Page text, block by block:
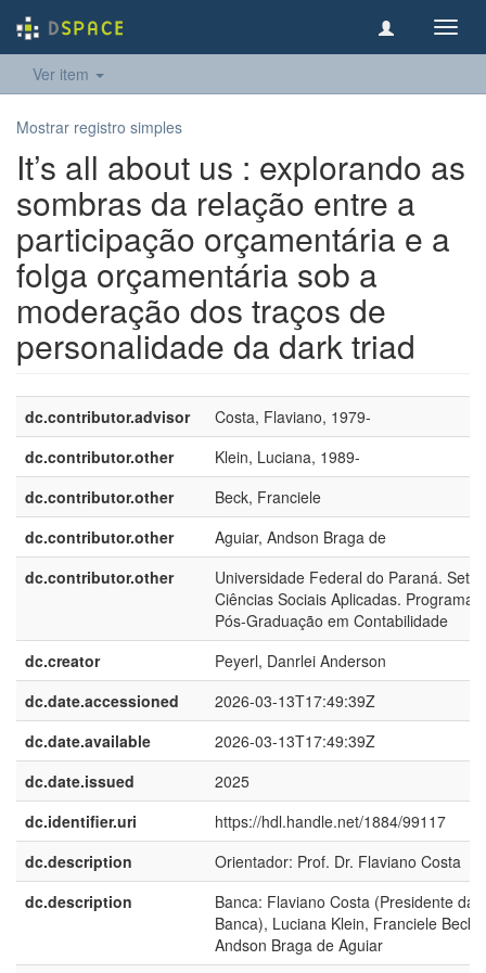
Ver item
Mostrar registro simples
It’s all about us : explorando as
sombras da relação entre a
participação orçamentária e a
folga orçamentária sob a
moderação dos traços de
personalidade da dark triad
dc.contributor.advisor
Costa, Flaviano, 1979-
dc.contributor.other
Klein, Luciana, 1989-
dc.contributor.other
Beck, Franciele
dc.contributor.other
Aguiar, Andson Braga de
dc.contributor.other
Universidade Federal do Paraná.
Ciências Sociais Aplicadas. Programa
Pós-Graduação em Contabilidade
dc.creator
Peyerl, Danrlei Anderson
dc.date.accessioned
2026-03-13T17:49:39Z
dc.date.available
2026-03-13T17:49:39Z
dc.date.issued
2025
dc.identifier.uri
https://hdl.handle.net/1884/99117
dc.description
Orientador: Prof. Dr. Flaviano Costa
dc.description
Banca: Flaviano Costa (Presidente da
Banca), Luciana Klein, Franciele Beck
Andson Braga de Aguiar